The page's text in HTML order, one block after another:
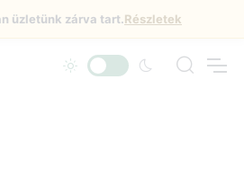
üzletünk zárva tart.Részletek